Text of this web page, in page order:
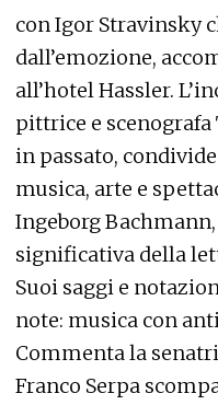
con Igor Stravinsky
dall’emozione,
all’hotel Hassler.
pittrice e
in passato,
musica, arte e
Ingeborg
significativa della
Suoi saggi e
note: musica con
Commenta la
Franco Serpa